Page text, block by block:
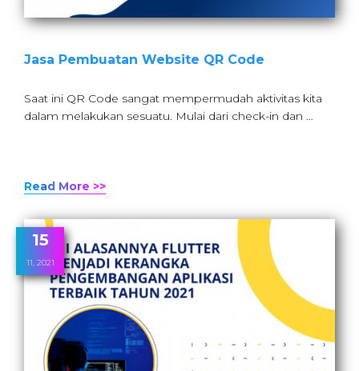
Jasa Pembuatan Website QR Code
Saat ini QR Code sangat mempermudah aktivitas kita
dalam melakukan sesuatu. Mulai dari check-in dan …
Read More >>
15
11, 2021